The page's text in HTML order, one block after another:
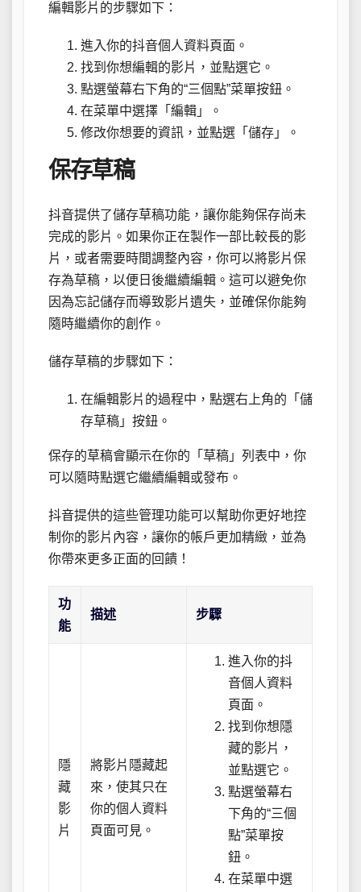
編輯影片的步驟如下：
進入你的抖音個人資料頁面。
找到你想編輯的影片，並點選它。
點選螢幕右下角的“三個點”菜單按鈕。
在菜單中選擇「編輯」。
修改你想要的資訊，並點選「儲存」。
保存草稿
抖音提供了儲存草稿功能，讓你能夠保存尚未
完成的影片。如果你正在製作一部比較長的影
片，或者需要時間調整內容，你可以將影片保
存為草稿，以便日後繼續編輯。這可以避免你
因為忘記儲存而導致影片遺失，並確保你能夠
隨時繼續你的創作。
儲存草稿的步驟如下：
在編輯影片的過程中，點選右上角的「儲
存草稿」按鈕。
保存的草稿會顯示在你的「草稿」列表中，你
可以隨時點選它繼續編輯或發布。
抖音提供的這些管理功能可以幫助你更好地控
制你的影片內容，讓你的帳戶更加精緻，並為
你帶來更多正面的回饋！
功
能
描述 步驟
隱
藏
影
片
將影片隱藏起
來，使其只在
你的個人資料
頁面可見。
進入你的抖
音個人資料
頁面。
找到你想隱
藏的影片，
並點選它。
點選螢幕右
下角的“三個
點”菜單按
鈕。
在菜單中選